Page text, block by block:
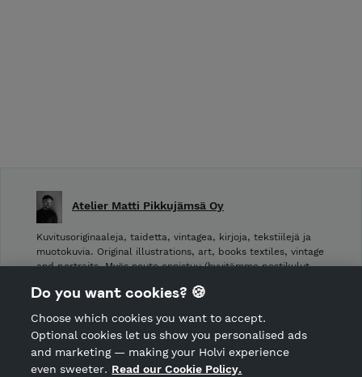
Atelier Matti Pikkujämsä Oy
Kuvitusoriginaaleja, taidetta, vintagea, kirjoja, tekstiilejä ja
muotokuvia. Original illustrations, art, books textiles, vintage
and portraits. Myös nouto onnistuu (hyvitämme postikulut
CANCEL ORDER
Do you want cookies? 🍪
Choose which cookies you want to accept.
Optional cookies let us show you personalised ads
and marketing — making your Holvi experience
even sweeter. Read our Cookie Policy.